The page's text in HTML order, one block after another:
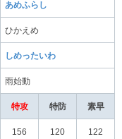
あめふらし
ひかえめ
しめったいわ
雨始動
特攻 特防 素早
156 120 122